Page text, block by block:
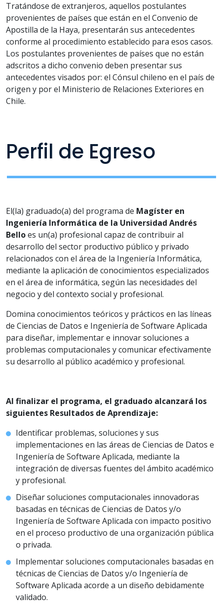
Tratándose de extranjeros, aquellos postulantes
provenientes de países que están en el Convenio de
Apostilla de la Haya, presentarán sus antecedentes
conforme al procedimiento establecido para esos casos.
Los postulantes provenientes de países que no están
adscritos a dicho convenio deben presentar sus
antecedentes visados por: el Cónsul chileno en el país de
origen y por el Ministerio de Relaciones Exteriores en
Chile.
El(la) graduado(a) del programa de Magíster en
Ingeniería Informática de la Universidad Andrés
Belloes un(a) profesional capaz de contribuir al
desarrollo del sector productivo público y privado
relacionados con el área de la Ingeniería Informática,
mediante la aplicación de conocimientos especializados
en el área de informática, según las necesidades del
negocio y del contexto social y profesional.
Domina conocimientos teóricos y prácticos en las líneas
de Ciencias de Datos e Ingeniería de Software Aplicada
para diseñar, implementar e innovar soluciones a
problemas computacionales y comunicar efectivamente
su desarrollo al público académico y profesional.
Al finalizar el programa, el graduado alcanzará los
siguientes Resultados de Aprendizaje:
Identificar problemas, soluciones y sus
implementaciones en las áreas de Ciencias de Datos e
Ingeniería de Software Aplicada, mediante la
integración de diversas fuentes del ámbito académico
y profesional.
Diseñar soluciones computacionales innovadoras
basadas en técnicas de Ciencias de Datos y/o
Ingeniería de Software Aplicada con impacto positivo
en el proceso productivo de una organización pública
o privada.
Implementar soluciones computacionales basadas en
técnicas de Ciencias de Datos y/o Ingeniería de
Software Aplicada acorde a un diseño debidamente
validado.
Perfil de Egreso